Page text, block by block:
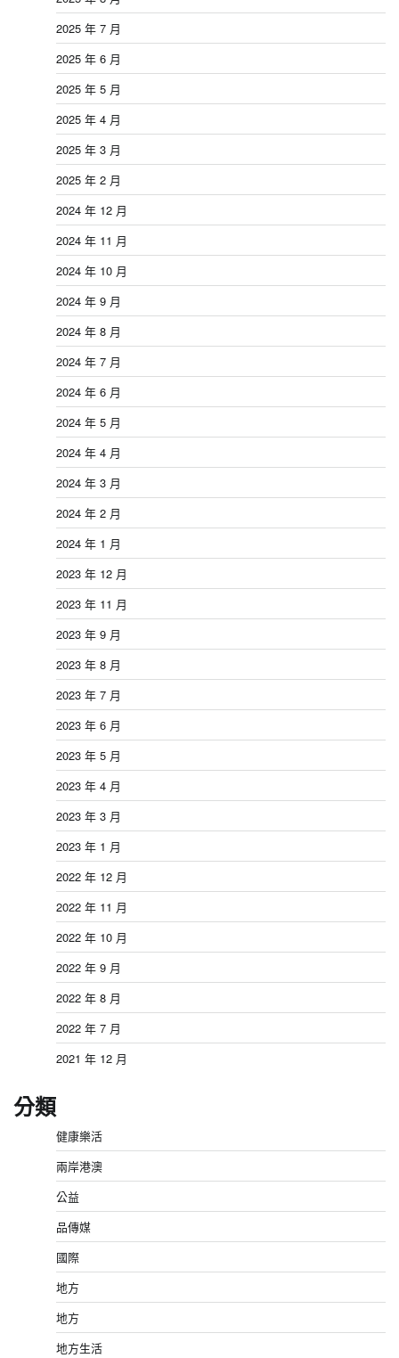
2025 年 7 月
2025 年 6 月
2025 年 5 月
2025 年 4 月
2025 年 3 月
2025 年 2 月
2024 年 12 月
2024 年 11 月
2024 年 10 月
2024 年 9 月
2024 年 8 月
2024 年 7 月
2024 年 6 月
2024 年 5 月
2024 年 4 月
2024 年 3 月
2024 年 2 月
2024 年 1 月
2023 年 12 月
2023 年 11 月
2023 年 9 月
2023 年 8 月
2023 年 7 月
2023 年 6 月
2023 年 5 月
2023 年 4 月
2023 年 3 月
2023 年 1 月
2022 年 12 月
2022 年 11 月
2022 年 10 月
2022 年 9 月
2022 年 8 月
2022 年 7 月
2021 年 12 月
分類
健康樂活
兩岸港澳
公益
品傳媒
國際
地方
地方
地方生活